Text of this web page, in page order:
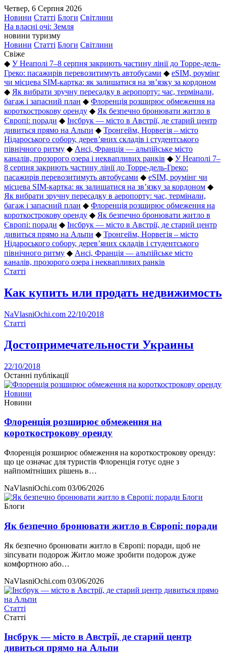
Четвер, 6 Серпня 2026
Новини Статті Блоги Світлини
На власні очі: Земля
новини туризму
Новини Статті Блоги Світлини
Свіже
◆ У Неаполі 7–8 серпня закриють частину лінії до Торре-дель-
Греко: пасажирів перевозитимуть автобусами ◆ eSIM, роумінг
чи місцева SIM-картка: як залишатися на зв’язку за кордоном
◆ Як вибрати зручну пересадку в аеропорту: час, термінали,
багаж і запасний план ◆ Флоренція розширює обмеження на
короткострокову оренду ◆ Як безпечно бронювати житло в
Європі: поради ◆ Інсбрук — місто в Австрії, де старий центр
дивиться прямо на Альпи ◆ Тронгейм, Норвегія – місто
Нідароського собору, дерев’яних складів і студентського
північного ритму ◆ Ансі, Франція — альпійське місто
каналів, прозорого озера і неквапливих ранків ◆ У Неаполі 7–
8 серпня закриють частину лінії до Торре-дель-Греко:
пасажирів перевозитимуть автобусами ◆ eSIM, роумінг чи
місцева SIM-картка: як залишатися на зв’язку за кордоном ◆
Як вибрати зручну пересадку в аеропорту: час, термінали,
багаж і запасний план ◆ Флоренція розширює обмеження на
короткострокову оренду ◆ Як безпечно бронювати житло в
Європі: поради ◆ Інсбрук — місто в Австрії, де старий центр
дивиться прямо на Альпи ◆ Тронгейм, Норвегія – місто
Нідароського собору, дерев’яних складів і студентського
північного ритму ◆ Ансі, Франція — альпійське місто
каналів, прозорого озера і неквапливих ранків
Статті
Как купить или продать недвижимость
NaVlasniOchi.com 22/10/2018
Статті
Достопримечательности Украины
22/10/2018
Останні публікації
Новини
Новини
Флоренція розширює обмеження на
короткострокову оренду
Флоренція розширює обмеження на короткострокову оренду:
що це означає для туристів Флоренція готує одне з
найпомітніших рішень в…
NaVlasniOchi.com 03/06/2026
Блоги
Блоги
Як безпечно бронювати житло в Європі: поради
Як безпечно бронювати житло в Європі: поради, щоб не
зіпсувати подорож Житло може зробити подорож дуже
комфортною або…
NaVlasniOchi.com 03/06/2026
Статті
Статті
Інсбрук — місто в Австрії, де старий центр
дивиться прямо на Альпи